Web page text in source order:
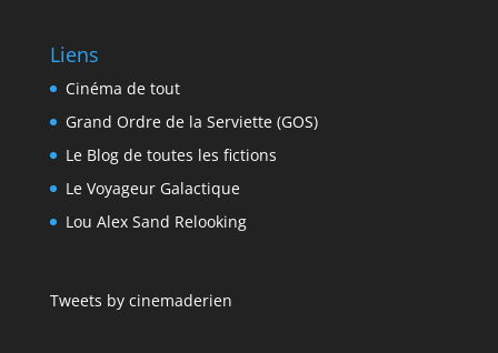
Liens
Cinéma de tout
Grand Ordre de la Serviette (GOS)
Le Blog de toutes les fictions
Le Voyageur Galactique
Lou Alex Sand Relooking
Tweets by cinemaderien